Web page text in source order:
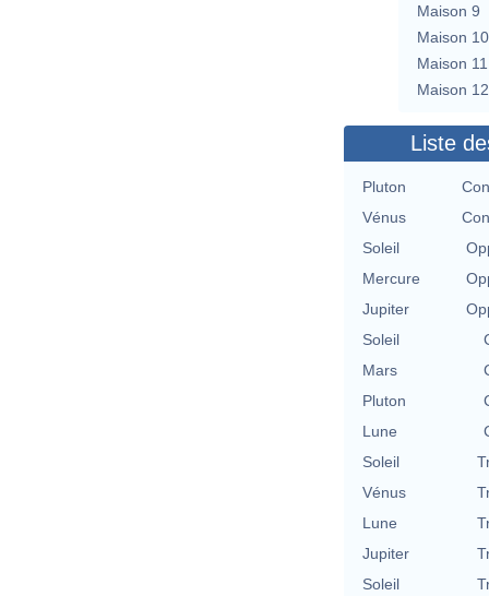
Maison 9
Maison 10
Maison 11
Maison 12
Liste
Pluton
Vénus
Soleil
Mercure
Jupiter
Soleil
Mars
Pluton
Lune
Soleil
Vénus
Lune
Jupiter
Soleil